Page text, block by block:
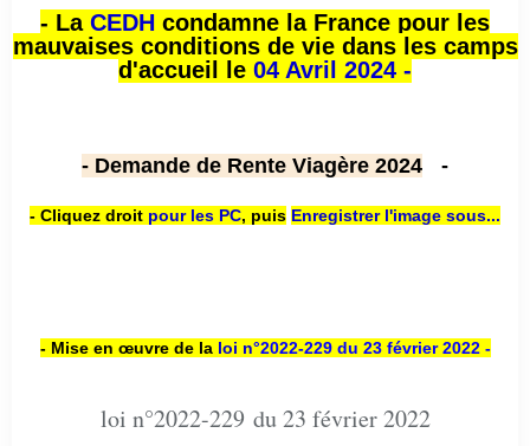
- La CEDH condamne la France pour les
mauvaises conditions de vie dans les camps
d'accueil le 04 Avril 2024 -
- Demande de Rente Viagère 2024 -
- Cliquez droit pour les PC, puis Enregistrer l'image sous...
- Mise en œuvre de la loi n°2022-229 du 23 février 2022 -
loi n°2022-229 du 23 février 2022